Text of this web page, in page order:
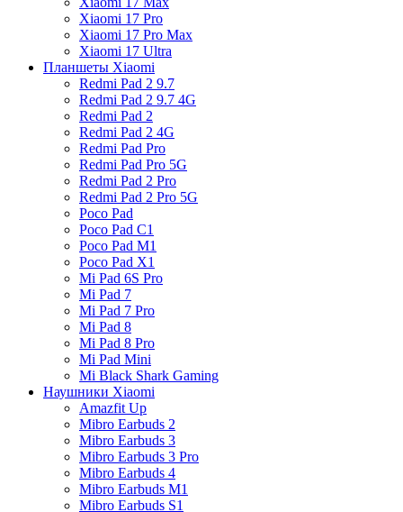
Xiaomi 17 Pro
Xiaomi 17 Pro Max
Xiaomi 17 Ultra
Планшеты Xiaomi
Redmi Pad 2 9.7
Redmi Pad 2 9.7 4G
Redmi Pad 2
Redmi Pad 2 4G
Redmi Pad Pro
Redmi Pad Pro 5G
Redmi Pad 2 Pro
Redmi Pad 2 Pro 5G
Poco Pad
Poco Pad C1
Poco Pad M1
Poco Pad X1
Mi Pad 6S Pro
Mi Pad 7
Mi Pad 7 Pro
Mi Pad 8
Mi Pad 8 Pro
Mi Pad Mini
Mi Black Shark Gaming
Наушники Xiaomi
Amazfit Up
Mibro Earbuds 2
Mibro Earbuds 3
Mibro Earbuds 3 Pro
Mibro Earbuds 4
Mibro Earbuds M1
Mibro Earbuds S1